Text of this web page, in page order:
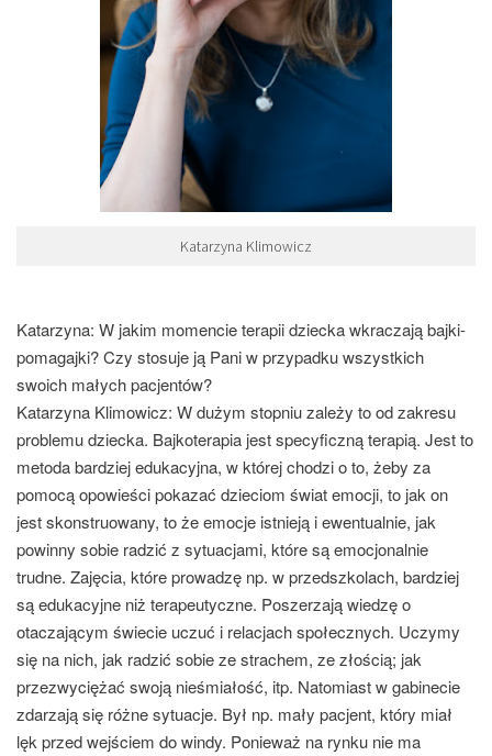
Katarzyna Klimowicz
Katarzyna: W jakim momencie terapii dziecka wkraczają bajki-
pomagajki? Czy stosuje ją Pani w przypadku wszystkich
swoich małych pacjentów?
Katarzyna Klimowicz: W dużym stopniu zależy to od zakresu
problemu dziecka. Bajkoterapia jest specyficzną terapią. Jest to
metoda bardziej edukacyjna, w której chodzi o to, żeby za
pomocą opowieści pokazać dzieciom świat emocji, to jak on
jest skonstruowany, to że emocje istnieją i ewentualnie, jak
powinny sobie radzić z sytuacjami, które są emocjonalnie
trudne. Zajęcia, które prowadzę np. w przedszkolach, bardziej
są edukacyjne niż terapeutyczne. Poszerzają wiedzę o
otaczającym świecie uczuć i relacjach społecznych. Uczymy
się na nich, jak radzić sobie ze strachem, ze złością; jak
przezwyciężać swoją nieśmiałość, itp. Natomiast w gabinecie
zdarzają się różne sytuacje. Był np. mały pacjent, który miał
lęk przed wejściem do windy. Ponieważ na rynku nie ma